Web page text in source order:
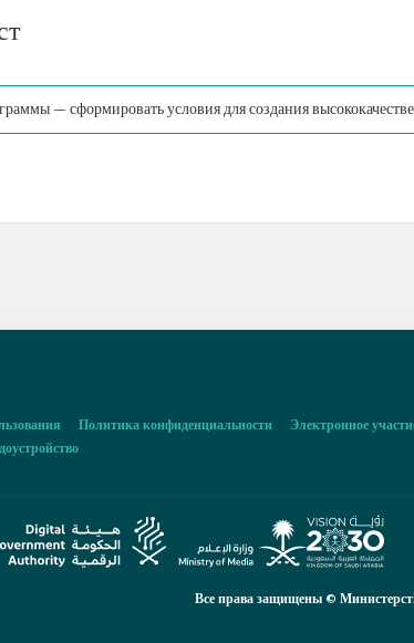
— сформировать условия для создания
Политика конфиденциальности
Электронное
Все права защищены ©